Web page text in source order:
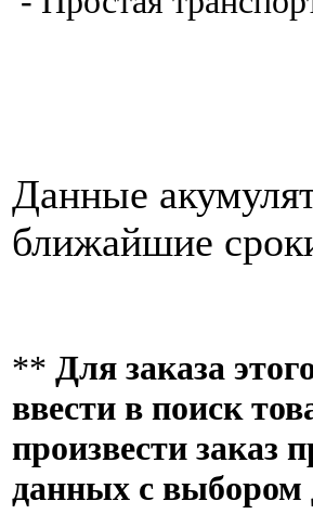
Данные
ближайшие
** Для заказа
ввести в поиск
произвести заказ
данных с выбором